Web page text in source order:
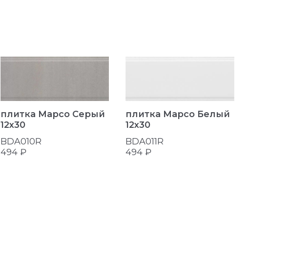
плитка Марсо Серый
12x30
BDA010R
494 ₽
плитка Марсо Белый
12x30
BDA011R
494 ₽